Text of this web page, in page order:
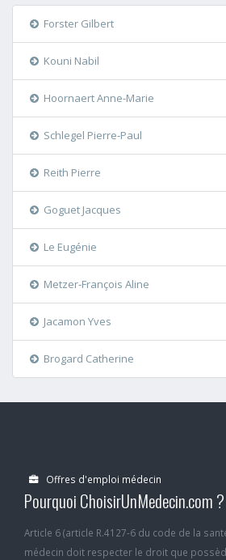
Forster Gilbert
Kouni Nabil
Hoornaert Anne-Marie
Schlegel Pierre-Paul
Reith Pierre
Goguet Jacques
Le Eugénie
Metzer-François Aline
Jacamon Yves
Brogard Catherine
Offres d'emploi médecin
Pourquoi ChoisirUnMedecin.com ?
Article 6 (article R.4127-6 du code de la
médecin doit respecter le droit que